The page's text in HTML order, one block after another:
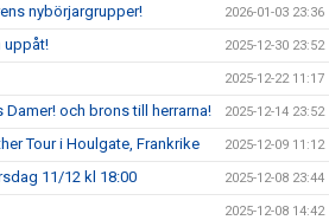
nybörjargrupper! 2026-01-03 23:36
uppåt! 2025-12-30 23:52
2025-12-22 11:17
och brons till herrarna! 2025-12-14 23:52
Tour i Houlgate, Frankrike 2025-12-09 11:12
11/12 kl 18:00 2025-12-08 23:44
2025-12-08 14:42